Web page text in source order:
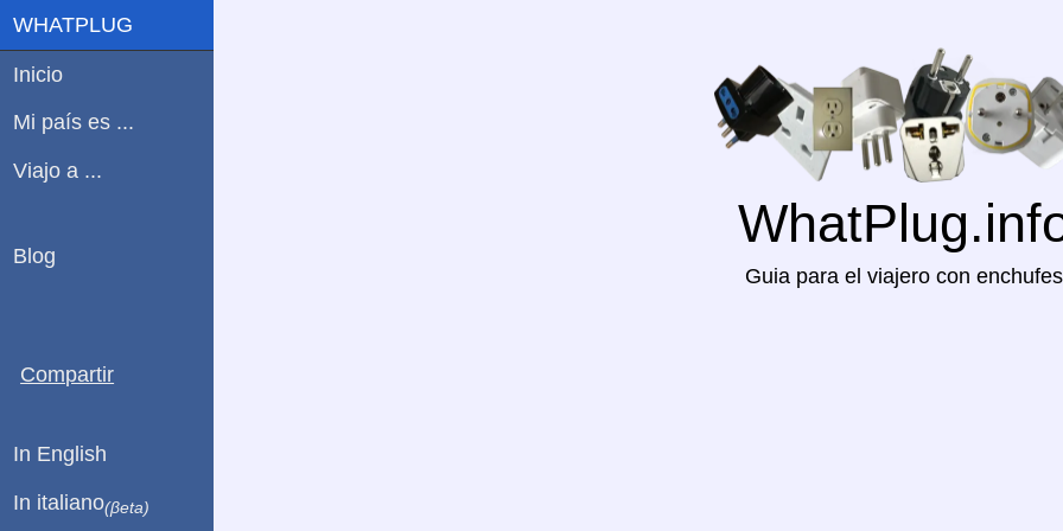
Guia para el viajero con enchufes
WHATPLUG
Inicio
Mi país es ...
Viajo a ...
Blog
Compartir
In English
In italiano(βeta)